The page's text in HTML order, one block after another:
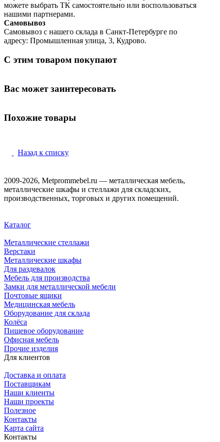
можете выбрать ТК самостоятельно или воспользоваться
нашими партнерами.
Самовывоз
Самовывоз с нашего склада в Санкт-Петербурге по
адресу: Промышленная улица, 3, Кудрово.
С этим товаром покупают
Вас может заинтересовать
Похожие товары
Назад к списку
2009-2026, Metprommebel.ru — металлическая мебель,
металлические шкафы и стеллажи для складских,
производственных, торговых и других помещений.
Каталог
Металлические стеллажи
Верстаки
Металлические шкафы
Для раздевалок
Мебель для производства
Замки для металлической мебели
Почтовые ящики
Медицинская мебель
Оборудование для склада
Колёса
Пищевое оборудование
Офисная мебель
Прочие изделия
Для клиентов
Доставка и оплата
Поставщикам
Наши клиенты
Наши проекты
Полезное
Контакты
Карта сайта
Контакты